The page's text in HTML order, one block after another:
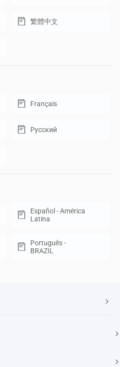
繁體中文
Français
Русский
Español - América
Latina
Português -
BRAZIL